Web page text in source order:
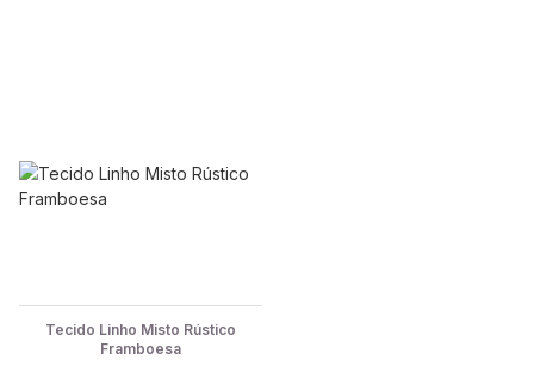
Tecido Linho Misto Rústico
Framboesa